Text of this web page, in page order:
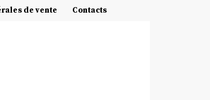
de vente Contacts